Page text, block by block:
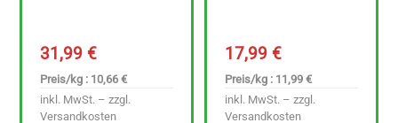
31,99€
Preis/kg : 10,66 €
inkl. MwSt. – zzgl.
Versandkosten
17,99€
Preis/kg : 11,99 €
inkl. MwSt. – zzgl.
Versandkosten